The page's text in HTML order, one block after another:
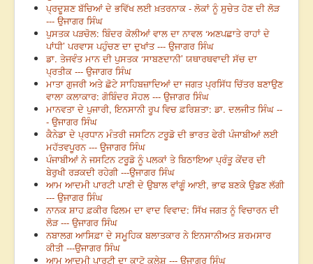
ਪ੍ਰਦੂਸ਼ਣ ਬੱਚਿਆਂ ਦੇ ਭਵਿੱਖ ਲਈ ਖ਼ਤਰਨਾਕ - ਲੋਕਾਂ ਨੂੰ ਸੁਚੇਤ ਹੋਣ ਦੀ ਲੋੜ
--- ਉਜਾਗਰ ਸਿੰਘ
ਪੁਸਤਕ ਪੜਚੋਲ: ਬਿੰਦਰ ਕੋਲੀਆਂ ਵਾਲ ਦਾ ਨਾਵਲ ‘ਅਣਪਛਾਤੇ ਰਾਹਾਂ ਦੇ
ਪਾਂਧੀ’ ਪਰਵਾਸ ਪਹੁੰਚਣ ਦਾ ਦੁਖਾਂਤ --- ਉਜਾਗਰ ਸਿੰਘ
ਡਾ. ਤੇਜਵੰਤ ਮਾਨ ਦੀ ਪੁਸਤਕ ‘ਸਾਬਣਦਾਨੀ’ ਯਥਾਰਥਵਾਦੀ ਸੱਚ ਦਾ
ਪ੍ਰਤੀਕ --- ਉਜਾਗਰ ਸਿੰਘ
ਮਾਤਾ ਗੁਜਰੀ ਅਤੇ ਛੋਟੇ ਸਾਹਿਬਜ਼ਾਦਿਆਂ ਦਾ ਜਗਤ ਪ੍ਰਸਿੱਧ ਚਿੱਤਰ ਬਣਾਉਣ
ਵਾਲਾ ਕਲਾਕਾਰ: ਗੋਬਿੰਦਰ ਸੋਹਲ --- ਉਜਾਗਰ ਸਿੰਘ
ਮਾਨਵਤਾ ਦੇ ਪੁਜਾਰੀ, ਇਨਸਾਨੀ ਰੂਪ ਵਿਚ ਫ਼ਰਿਸ਼ਤਾ: ਡਾ. ਦਲਜੀਤ ਸਿੰਘ --
- ਉਜਾਗਰ ਸਿੰਘ
ਕੈਨੇਡਾ ਦੇ ਪ੍ਰਧਾਨ ਮੰਤਰੀ ਜਸਟਿਨ ਟਰੂਡੋ ਦੀ ਭਾਰਤ ਫੇਰੀ ਪੰਜਾਬੀਆਂ ਲਈ
ਮਹੱਤਵਪੂਰਨ --- ਉਜਾਗਰ ਸਿੰਘ
ਪੰਜਾਬੀਆਂ ਨੇ ਜਸਟਿਨ ਟਰੂਡੋ ਨੂੰ ਪਲਕਾਂ ਤੇ ਬਿਠਾਇਆ ਪ੍ਰੰਤੂ ਕੇਂਦਰ ਦੀ
ਬੇਰੁਖੀ ਰੜਕਦੀ ਰਹੇਗੀ ---ਉਜਾਗਰ ਸਿੰਘ
ਆਮ ਆਦਮੀ ਪਾਰਟੀ ਪਾਣੀ ਦੇ ਉਬਾਲ ਵਾਂਗੂੰ ਆਈ, ਭਾਫ ਬਣਕੇ ਉਡਣ ਲੱਗੀ
--- ਉਜਾਗਰ ਸਿੰਘ
ਨਾਨਕ ਸ਼ਾਹ ਫ਼ਕੀਰ ਫਿਲਮ ਦਾ ਵਾਦ ਵਿਵਾਦ: ਸਿੱਖ ਜਗਤ ਨੂੰ ਵਿਚਾਰਨ ਦੀ
ਲੋੜ --- ਉਜਾਗਰ ਸਿੰਘ
ਨਬਾਲਗ ਆਸਿਫ਼ਾ ਦੇ ਸਮੂਹਿਕ ਬਲਾਤਕਾਰ ਨੇ ਇਨਸਾਨੀਅਤ ਸ਼ਰਮਸਾਰ
ਕੀਤੀ ---ਉਜਾਗਰ ਸਿੰਘ
ਆਮ ਆਦਮੀ ਪਾਰਟੀ ਦਾ ਕਾਟੋ ਕਲੇਸ਼ --- ਉਜਾਗਰ ਸਿੰਘ